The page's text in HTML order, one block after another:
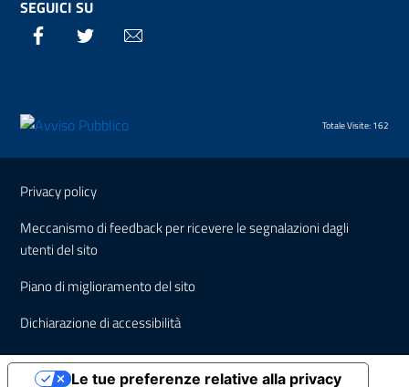
SEGUICI SU
Facebook Twitter
Totale Visite: 162
Sezione Link Utili
Privacy policy
Meccanismo di feedback per ricevere le segnalazioni dagli
utenti del sito
Piano di miglioramento del sito
Dichiarazione di accessibilità
Le tue preferenze relative alla privacy